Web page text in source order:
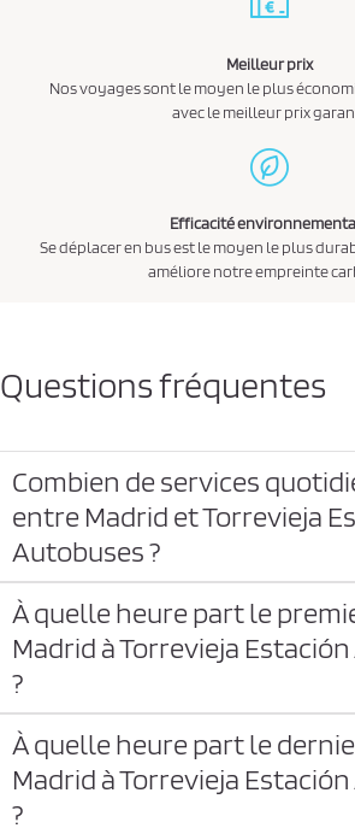
Meilleur prix
Nos voyages sont le moyen le plus
avec le meilleur prix
Efficacité
Se déplacer en bus est le moyen le plus
améliore notre empreinte
Questions fréquentes
Combien de services
entre Madrid et Torrevieja
Autobuses ?
À quelle heure part le
Madrid à Torrevieja
?
À quelle heure part le
Madrid à Torrevieja
?